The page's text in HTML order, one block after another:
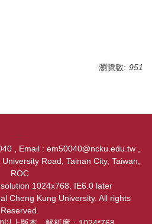
瀏覽數: 951
:::
, Email : em50040@ncku.edu.tw ,
Road, Tainan City, Taiwan,
ROC
1024x768, IE6.0 later
Cheng Kung University. All rights
Reserved.